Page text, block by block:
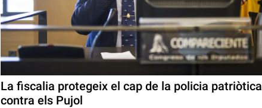
La fiscalia protegeix el cap de la policia patriòtica
contra els Pujol